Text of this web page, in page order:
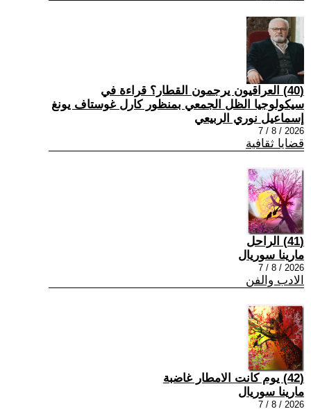
(40) العراقيون يرجمون القطار؟ قراءة في
سيكولوجيا الظل الجمعي بمنظور كارل غوستاف يونغ
إسماعيل نوري الربيعي
2026 / 8 / 7
قضايا ثقافية
(41) الراحل
مارينا سوريال
2026 / 8 / 7
الادب والفن
(42) يوم كانت الامطار غاضبة
مارينا سوريال
2026 / 8 / 7